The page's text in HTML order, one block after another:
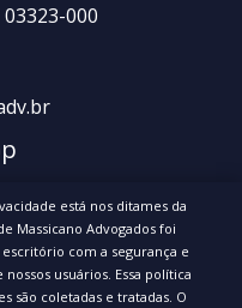
000
está nos ditames da
Massicano Advogados foi
com a segurança e
usuários. Essa política
são coletadas e tratadas. O